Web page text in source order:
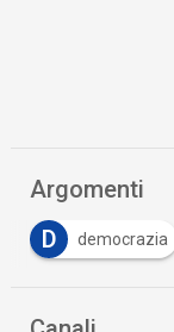
Argomenti
D
democrazia